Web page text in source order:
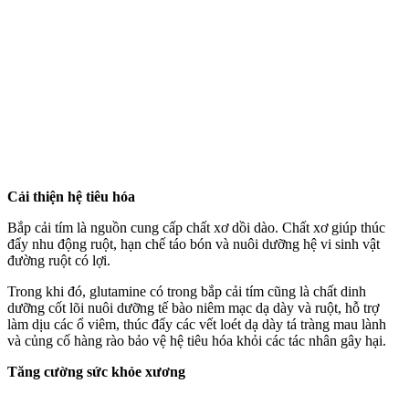
Cải thiện hệ tiêu hóa
Bắp cải tím là nguồn cung cấp chất xơ dồi dào. Chất xơ giúp thúc
đẩy nhu động ruột, hạn chế táo bón và nuôi dưỡng hệ vi sinh vật
đường ruột có lợi.
Trong khi đó, glutamine có trong bắp cải tím cũng là chất dinh
dưỡng cốt lõi nuôi dưỡng tế bào niêm mạc dạ dày và ruột, hỗ trợ
làm dịu các ổ viêm, thúc đẩy các vết loét dạ dày tá tràng mau lành
và củng cố hàng rào bảo vệ hệ tiêu hóa khỏi các tác nhân gây hại.
Tăng cường sức khỏe xương